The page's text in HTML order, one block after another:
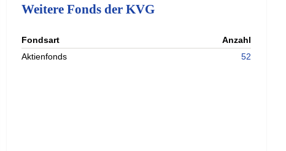
Weitere Fonds der KVG
Fondsart
Anzahl
Aktienfonds
52